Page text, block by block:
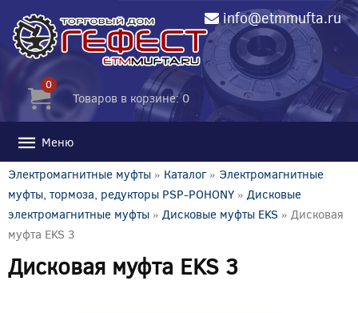
info@etmmufta.ru
0
Товаров в корзине: 0
Меню
Электромагнитные муфты » Каталог» Электромагнитные
муфты, тормоза, редукторы PSP-POHONY » Дисковые
электромагнитные муфты » Дисковые муфты EKS » Дисковая
муфта EKS 3
Дисковая муфта EKS 3